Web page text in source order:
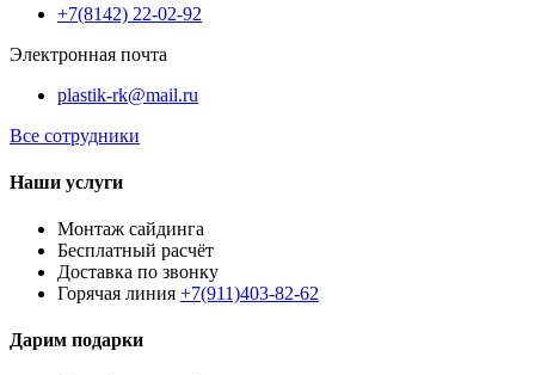
+7(8142) 22-02-92
Электронная почта
plastik-rk@mail.ru
Все сотрудники
Наши услуги
Монтаж сайдинга
Бесплатный расчёт
Доставка по звонку
Горячая линия +7(911)403-82-62
Дарим подарки